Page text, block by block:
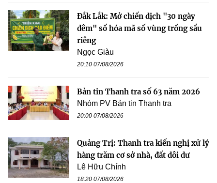
Đắk Lắk: Mở chiến dịch "30 ngày
đêm" số hóa mã số vùng trồng sầu
riêng
Ngọc Giàu
20:10 07/08/2026
Bản tin Thanh tra số 63 năm 2026
Nhóm PV Bản tin Thanh tra
20:00 07/08/2026
Quảng Trị: Thanh tra kiến nghị xử lý
hàng trăm cơ sở nhà, đất dôi dư
Lê Hữu Chính
18:20 07/08/2026